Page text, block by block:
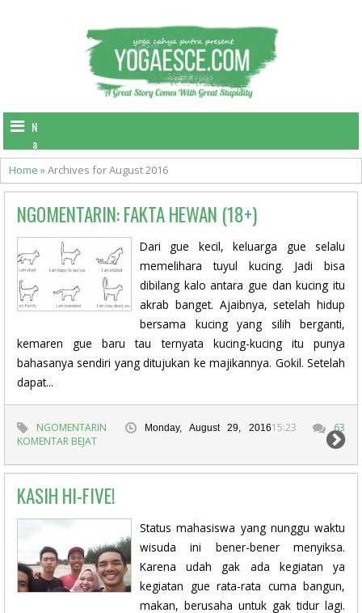
N
a
v
i
g
a
t
o
Home »Archives for August 2016
NGOMENTARIN: FAKTA HEWAN (18+)
Dari gue kecil, keluarga gue selalu
memelihara tuyul kucing. Jadi bisa
dibilang kalo antara gue dan kucing itu
akrab banget. Ajaibnya, setelah hidup
bersama kucing yang silih berganti,
kemaren gue baru tau ternyata kucing-kucing itu punya
bahasanya sendiri yang ditujukan ke majikannya. Gokil. Setelah
dapat...
NGOMENTARIN Monday, August 29, 201615:23
63
KOMENTAR BEJAT
KASIH HI-FIVE!
Status mahasiswa yang nunggu waktu
wisuda ini bener-bener menyiksa.
Karena udah gak ada kegiatan ya
kegiatan gue rata-rata cuma bangun,
makan, berusaha untuk gak tidur lagi.